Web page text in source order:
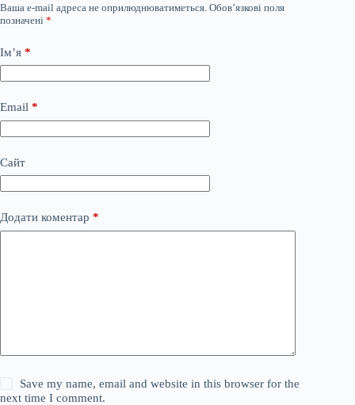
Ваша e-mail адреса не оприлюднюватиметься. Обов’язкові поля
позначені *
Ім’я *
Email *
Сайт
Додати коментар *
Save my name, email and website in this browser for the
next time I comment.